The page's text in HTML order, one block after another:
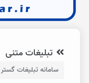
تبلیغات متنی
سامانه تبلیغات گستر